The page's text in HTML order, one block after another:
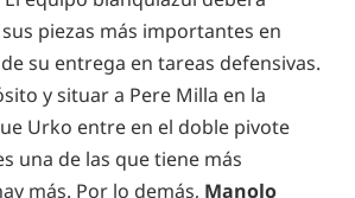
piezas más importantes en
su entrega en tareas defensivas.
y situar a Pere Milla en la
Urko entre en el doble pivote
una de las que tiene más
más. Por lo demás, Manolo